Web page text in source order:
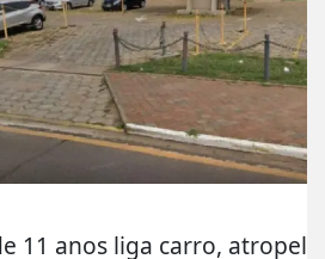
liga carro, atropela e